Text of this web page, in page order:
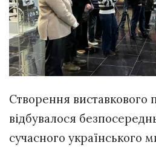
Створення виставкового
відбувалося
сучасного українського